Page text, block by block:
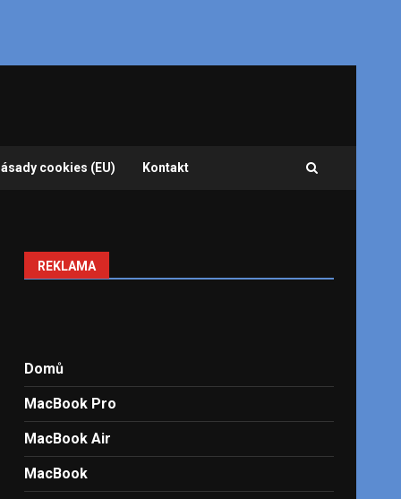
cookies (EU) Kontakt
REKLAMA
Domů
MacBook Pro
MacBook Air
MacBook